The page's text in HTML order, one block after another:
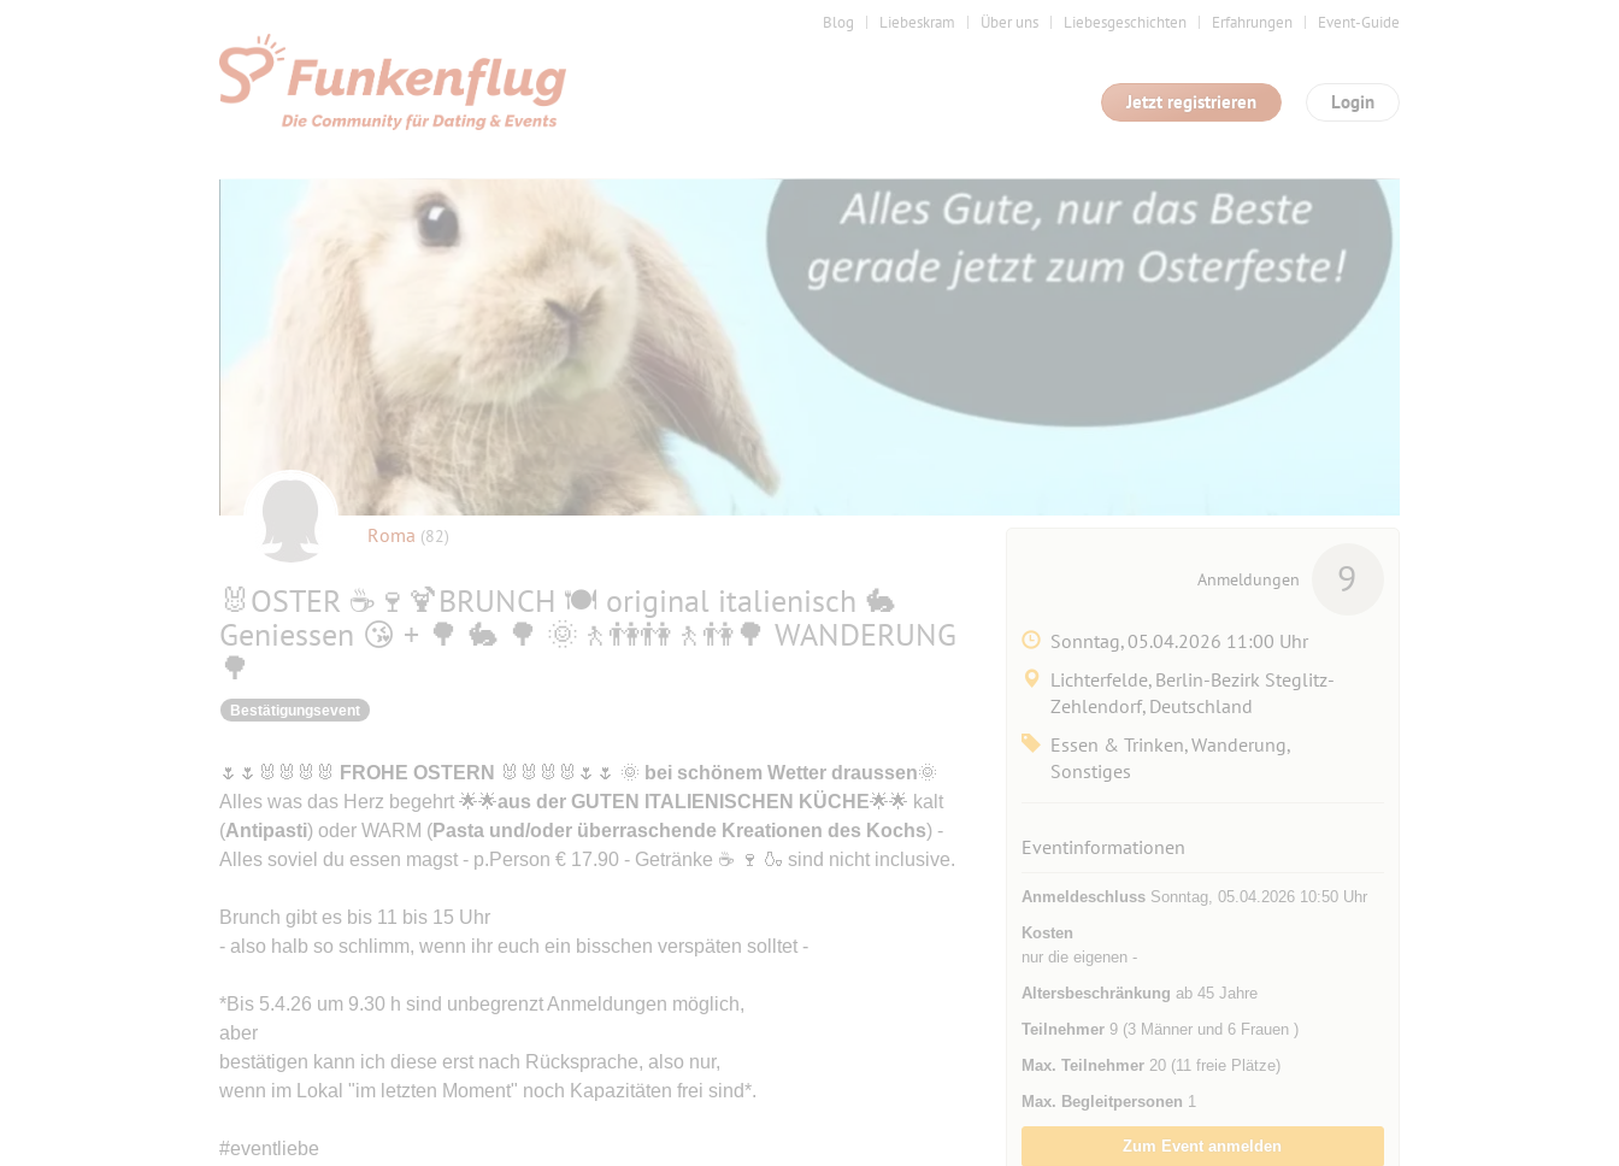
Blog Liebeskram Über uns Liebesgeschichten Erfahrungen Event-Guide
Login
Jetzt registrieren
Roma (82)
🐰OSTER ☕🍷🍹BRUNCH 🍽 original italienisch 🐇
Geniessen 😘 + 🌳 🐇 🌳 🌞🚶👫👫🚶👫🌳 WANDERUNG
🌳
Bestätigungsevent
🌷🌷🐰🐰🐰🐰 FROHE OSTERN 🐰🐰🐰🐰🌷🌷 🌞 bei schönem Wetter draussen🌞
Alles was das Herz begehrt 🌟🌟aus der GUTEN ITALIENISCHEN KÜCHE🌟🌟 kalt
(Antipasti) oder WARM (Pasta und/oder überraschende Kreationen des Kochs) -
Alles soviel du essen magst - p.Person € 17.90 - Getränke ☕ 🍷 🍶 sind nicht inclusive.
Brunch gibt es bis 11 bis 15 Uhr
- also halb so schlimm, wenn ihr euch ein bisschen verspäten solltet -
*Bis 5.4.26 um 9.30 h sind unbegrenzt Anmeldungen möglich,
aber
bestätigen kann ich diese erst nach Rücksprache, also nur,
wenn im Lokal "im letzten Moment" noch Kapazitäten frei sind*.
#eventliebe
Anmeldungen 9
Sonntag, 05.04.2026 11:00 Uhr
Lichterfelde, Berlin-Bezirk Steglitz-
Zehlendorf, Deutschland
Essen & Trinken, Wanderung,
Sonstiges
Eventinformationen
AnmeldeschlussSonntag, 05.04.2026 10:50 Uhr
Kosten
nur die eigenen -
Altersbeschränkung ab 45 Jahre
Teilnehmer9 (3 Männer und 6 Frauen )
Max. Teilnehmer20 (11 freie Plätze)
Max. Begleitpersonen 1
Zum Event anmelden